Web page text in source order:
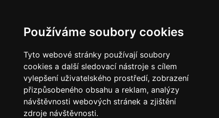
Používáme soubory cookies
Tyto webové stránky používají soubory
cookies a další sledovací nástroje s cílem
vylepšení uživatelského prostředí, zobrazení
přizpůsobeného obsahu a reklam, analýzy
návštěvnosti webových stránek a zjištění
zdroje návštěvnosti.